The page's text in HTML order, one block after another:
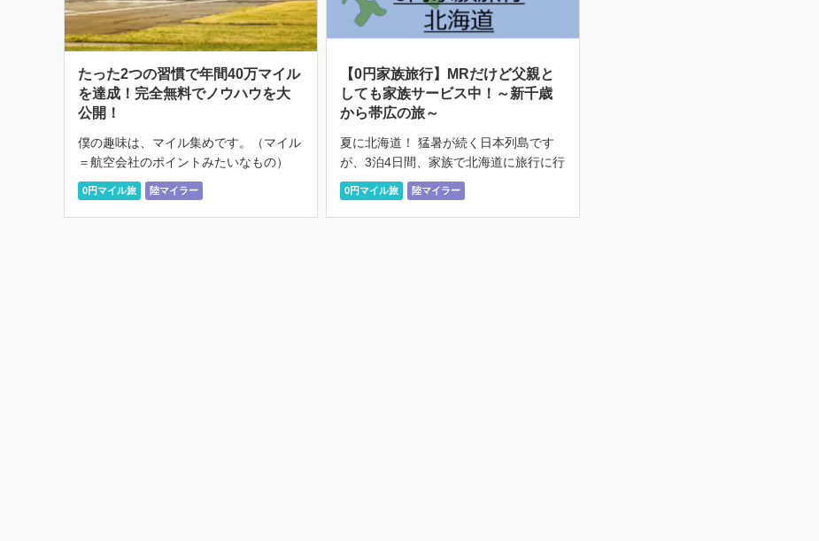
たった2つの習慣で年間40万マイル
を達成！完全無料でノウハウを大
公開！
僕の趣味は、マイル集めです。（マイル
＝航空会社のポイントみたいなもの）
本格的にマイルを集め始めて2年になり
ますが、昨年はおよそ1年で40万マイル
以上貯めました。 40万マイルと聞いて
0円マイル旅 陸マイラー
【0円家族旅行】MRだけど父親と
しても家族サービス中！～新千歳
から帯広の旅～
夏に北海道！ 猛暑が続く日本列島です
が、3泊4日間、家族で北海道に旅行に行
ってきました！ しかもマイルで航空券
を取ったので、飛行機代は0円です！
そのため、ホテルをプチリッチにして楽
0円マイル旅 陸マイラー